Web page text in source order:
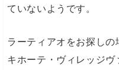
ていないようです。
ラーティアオをお探しの
キホーテ・ヴィレッジ